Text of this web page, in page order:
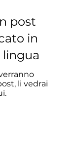
post
in
li vedrai